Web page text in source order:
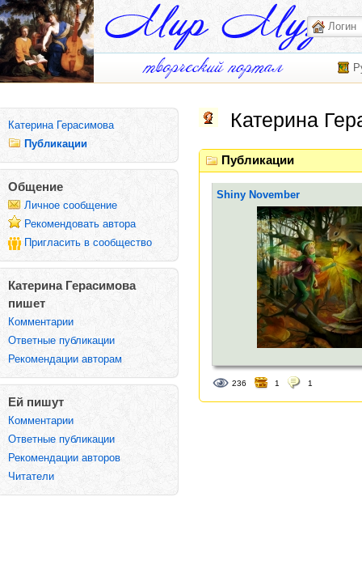
Катерина Герасимова
Публикации
Общение
Личное сообщение
Рекомендовать автора
Пригласить в сообщество
Катерина Герасимова
пишет
Комментарии
Ответные публикации
Рекомендации авторам
Ей пишут
Комментарии
Ответные публикации
Рекомендации авторов
Читатели
Катерина
Публикации
Shiny November
236 1 1